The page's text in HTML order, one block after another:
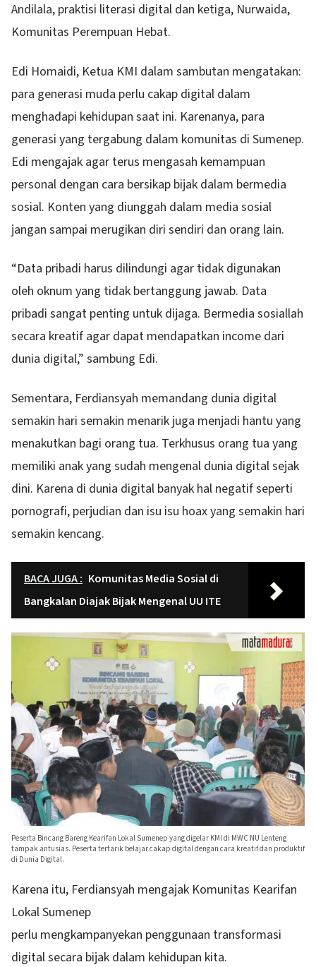
Andilala, praktisi literasi digital dan ketiga, Nurwaida,
Komunitas Perempuan Hebat.
Edi Homaidi, Ketua KMI dalam sambutan mengatakan:
para generasi muda perlu cakap digital dalam
menghadapi kehidupan saat ini. Karenanya, para
generasi yang tergabung dalam komunitas di Sumenep.
Edi mengajak agar terus mengasah kemampuan
personal dengan cara bersikap bijak dalam bermedia
sosial. Konten yang diunggah dalam media sosial
jangan sampai merugikan diri sendiri dan orang lain.
“Data pribadi harus dilindungi agar tidak digunakan
oleh oknum yang tidak bertanggung jawab. Data
pribadi sangat penting untuk dijaga. Bermedia sosiallah
secara kreatif agar dapat mendapatkan income dari
dunia digital,” sambung Edi.
Sementara, Ferdiansyah memandang dunia digital
semakin hari semakin menarik juga menjadi hantu yang
menakutkan bagi orang tua. Terkhusus orang tua yang
memiliki anak yang sudah mengenal dunia digital sejak
dini. Karena di dunia digital banyak hal negatif seperti
pornografi, perjudian dan isu isu hoax yang semakin hari
semakin kencang.
BACA JUGA : Komunitas Media Sosial di
Bangkalan Diajak Bijak Mengenal UU ITE
Peserta Bincang Bareng Kearifan Lokal Sumenep yang digelar KMI di MWC NU Lenteng
tampak antusias. Peserta tertarik belajar cakap digital dengan cara kreatif dan produktif
di Dunia Digital.
Karena itu, Ferdiansyah mengajak Komunitas Kearifan
Lokal Sumenep
perlu mengkampanyekan penggunaan transformasi
digital secara bijak dalam kehidupan kita.